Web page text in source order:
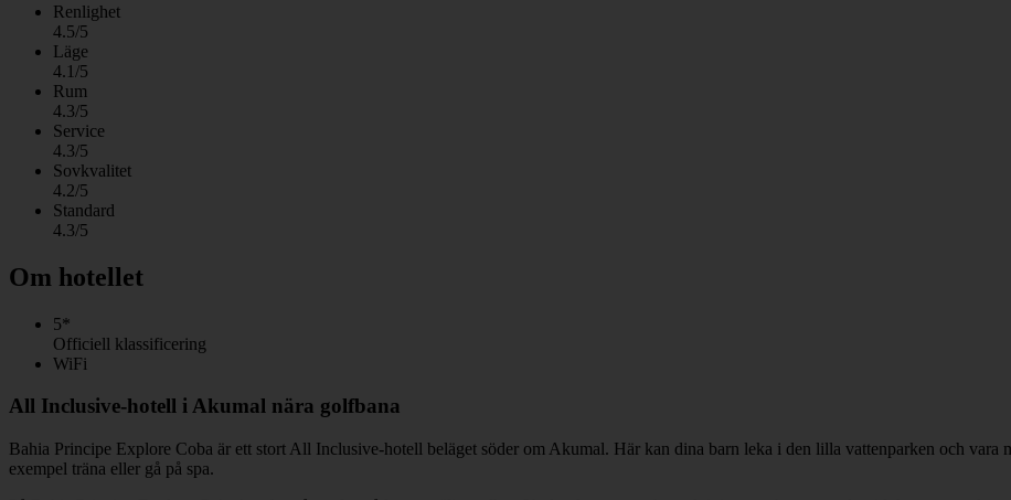
Renlighet
4.5/5
Läge
4.1/5
Rum
4.3/5
Service
4.3/5
Sovkvalitet
4.2/5
Standard
4.3/5
Om hotellet
5*
Officiell klassificering
WiFi
All Inclusive-hotell i Akumal nära golfbana
Bahia Principe Explore Coba är ett stort All Inclusive-hotell beläget söder om Akumal. Här kan dina barn leka i den lilla vattenparken och
exempel träna eller gå på spa.